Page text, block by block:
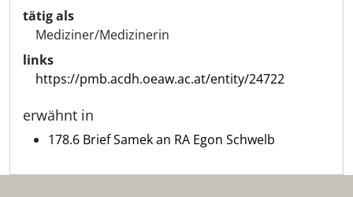
tätig als
Mediziner/Medizinerin
links
https://pmb.acdh.oeaw.ac.at/entity/24722
erwähnt in
178.6 Brief Samek an RA Egon Schwelb